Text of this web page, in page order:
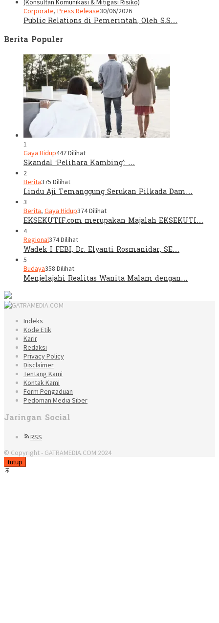
Corporate, Press Release30/06/2026
Public Relations di Pemerintah, Oleh S.S…
Berita Populer
1
Gaya Hidup447 Dilihat
Skandal ‘Pelihara Kambing’: …
2
Berita375 Dilihat
Lindu Aji Temanggung Serukan Pilkada Dam…
3
Berita, Gaya Hidup374 Dilihat
EKSEKUTIF.com merupakan Majalah EKSEKUTI…
4
Regional374 Dilihat
Wadek I FEBI, Dr. Elyanti Rosmanidar, SE…
5
Budaya358 Dilihat
Menjelajahi Realitas Wanita Malam dengan…
Indeks
Kode Etik
Karir
Redaksi
Privacy Policy
Disclaimer
Tentang Kami
Kontak Kami
Form Pengaduan
Pedoman Media Siber
Jaringan Social
RSS
© Copyright - GATRAMEDIA.COM 2024
tutup